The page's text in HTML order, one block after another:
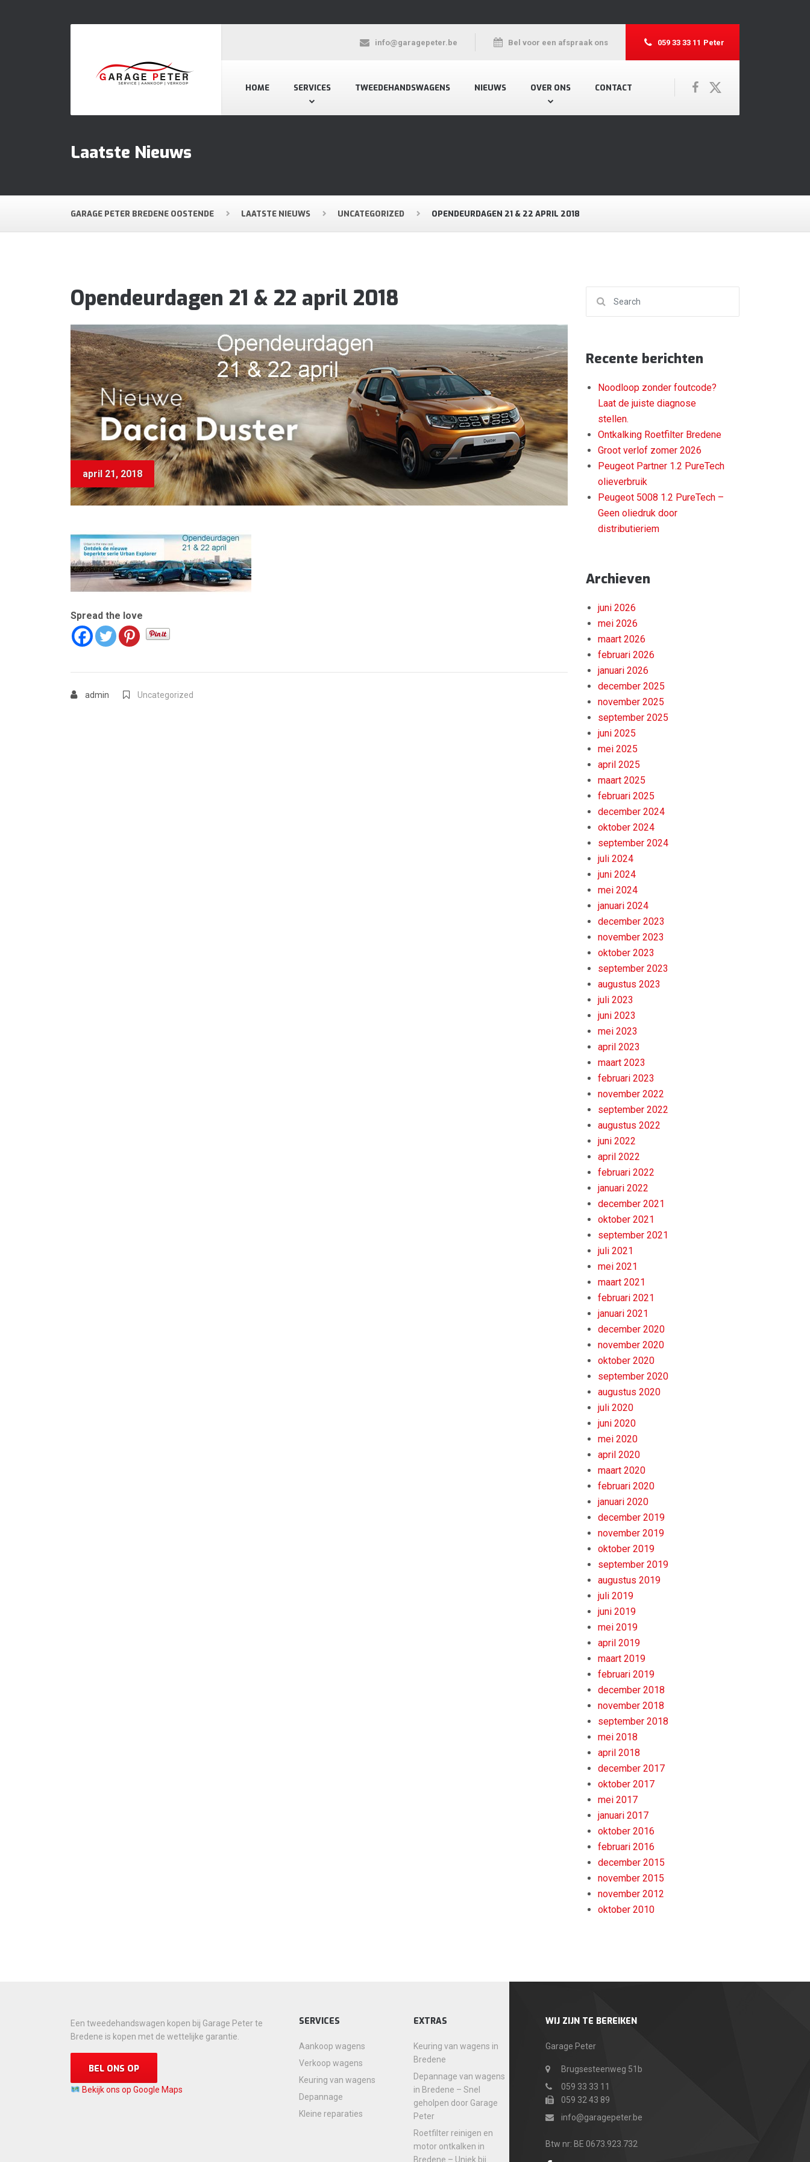
HOME SERVICES TWEEDEHANDSWAGENS NIEUWS OVER ONS CONTACT
info@garagepeter.be Bel voor een afspraak ons 059 33 33 11 Peter
Laatste Nieuws
GARAGE PETER BREDENE OOSTENDE LAATSTE NIEUWS UNCATEGORIZED OPENDEURDAGEN 21 & 22 APRIL 2018
Opendeurdagen 21 & 22 april 2018
april 21, 2018
Spread the love
admin Uncategorized
Recente berichten
Noodloop zonder foutcode?
Laat de juiste diagnose
stellen.
Ontkalking Roetfilter Bredene
Groot verlof zomer 2026
Peugeot Partner 1.2 PureTech
olieverbruik
Peugeot 5008 1.2 PureTech –
Geen oliedruk door
distributieriem
Archieven
juni 2026
mei 2026
maart 2026
februari 2026
januari 2026
december 2025
november 2025
september 2025
juni 2025
mei 2025
april 2025
maart 2025
februari 2025
december 2024
oktober 2024
september 2024
juli 2024
juni 2024
mei 2024
januari 2024
december 2023
november 2023
oktober 2023
september 2023
augustus 2023
juli 2023
juni 2023
mei 2023
april 2023
maart 2023
februari 2023
november 2022
september 2022
augustus 2022
juni 2022
april 2022
februari 2022
januari 2022
december 2021
oktober 2021
september 2021
juli 2021
mei 2021
maart 2021
februari 2021
januari 2021
december 2020
november 2020
oktober 2020
september 2020
augustus 2020
juli 2020
juni 2020
mei 2020
april 2020
maart 2020
februari 2020
januari 2020
december 2019
november 2019
oktober 2019
september 2019
augustus 2019
juli 2019
juni 2019
mei 2019
april 2019
maart 2019
februari 2019
december 2018
november 2018
september 2018
mei 2018
april 2018
december 2017
oktober 2017
mei 2017
januari 2017
oktober 2016
februari 2016
december 2015
november 2015
november 2012
oktober 2010
WIJ ZIJN TE BEREIKEN
Garage Peter
Brugsesteenweg 51b
059 33 33 11
059 32 43 89
info@garagepeter.be
Btw nr: BE 0673.923.732
Een tweedehandswagen kopen bij Garage Peter te
Bredene is kopen met de wettelijke garantie.
BEL ONS OP
Bekijk ons op Google Maps
SERVICES
Aankoop wagens
Verkoop wagens
Keuring van wagens
Depannage
Kleine reparaties
EXTRAS
Keuring van wagens in
Bredene
Depannage van wagens
in Bredene – Snel
geholpen door Garage
Peter
Roetfilter reinigen en
motor ontkalken in
Bredene – Uniek bij